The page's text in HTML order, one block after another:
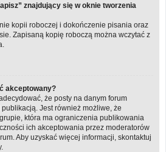
znajdujący się w oknie tworzenia
kopii roboczej i dokończenie pisania oraz
Zapisaną kopię roboczą można wczytać z
akceptowany?
że posty na danym forum
Jest również możliwe, że
która ma ograniczenia publikowania
ich akceptowania przez moderatorów
Aby uzyskać więcej informacji, skontaktuj